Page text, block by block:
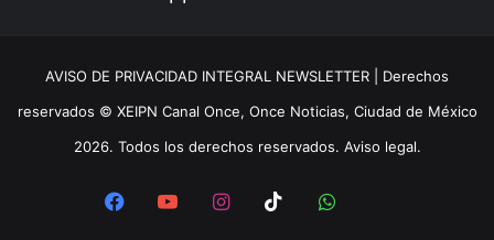
AVISO DE PRIVACIDAD INTEGRAL NEWSLETTER | Derechos
reservados © XEIPN Canal Once, Once Noticias, Ciudad de México
2026. Todos los derechos reservados. Aviso legal.
FacebookYouTubeInstagram
TikTokWhatsApp